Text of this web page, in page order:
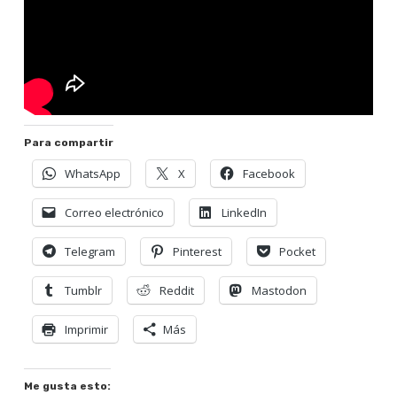
Para compartir
WhatsApp X Facebook
Correo electrónico LinkedIn
Telegram Pinterest Pocket
Tumblr Reddit Mastodon
Imprimir Más
Me gusta esto: